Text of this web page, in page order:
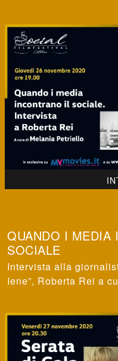
QUANDO I MEDIA
SOCIALE
Intervista alla
Iene”, Roberta Rei a